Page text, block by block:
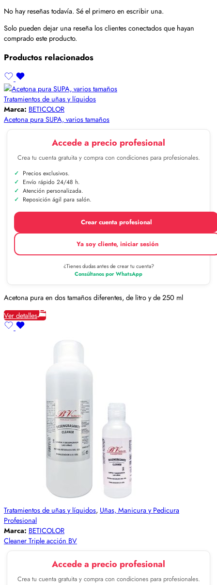
No hay reseñas todavía. Sé el primero en escribir una.
Solo pueden dejar una reseña los clientes conectados que hayan
comprado este producto.
Productos relacionados
Tratamientos de uñas y líquidos
Marca: BETICOLOR
Acetona pura SUPA, varios tamaños
Accede a precio profesional
Crea tu cuenta gratuita y compra con condiciones para profesionales.
Precios exclusivos.
Envío rápido 24/48 h.
Atención personalizada.
Reposición ágil para salón.
Crear cuenta profesional
Ya soy cliente, iniciar sesión
¿Tienes dudas antes de crear tu cuenta?
Consúltanos por WhatsApp
Acetona pura en dos tamaños diferentes, de litro y de 250 ml
Ver detalles
Tratamientos de uñas y líquidos, Uñas, Manicura y Pedicura
Profesional
Marca: BETICOLOR
Cleaner Triple acción BV
Accede a precio profesional
Crea tu cuenta gratuita y compra con condiciones para profesionales.